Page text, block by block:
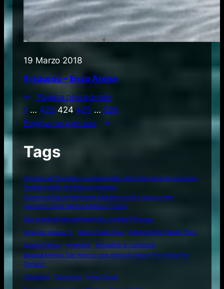
19 Marzo 2018
Il ridosso – Enzo Arena
←
Pagina precedente
1 … 423 424 425 … 526
Pagina successiva
→
Tags
A bordo del Dandolo il sommergibile utilizzato durante la Guerra
Fredda contro le minacce nucleari
A bordo di Nave Raimondo Montecuccoli il nuovo volto
operativo della Marina Militare (Video)
Alla scoperta del sommergibile Andrea Provana
Amerigo Vespucci
Amm. Paolo Treu
Ammiraglio Paolo Treu
Analisi Difesa
Aneddoti Attualità e curiosità
Brigata Marina San Marco: una storia di Valore "Per Mare Per
Terram"
Citazioni
Concorsi
Ente Circoli